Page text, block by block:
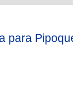
para